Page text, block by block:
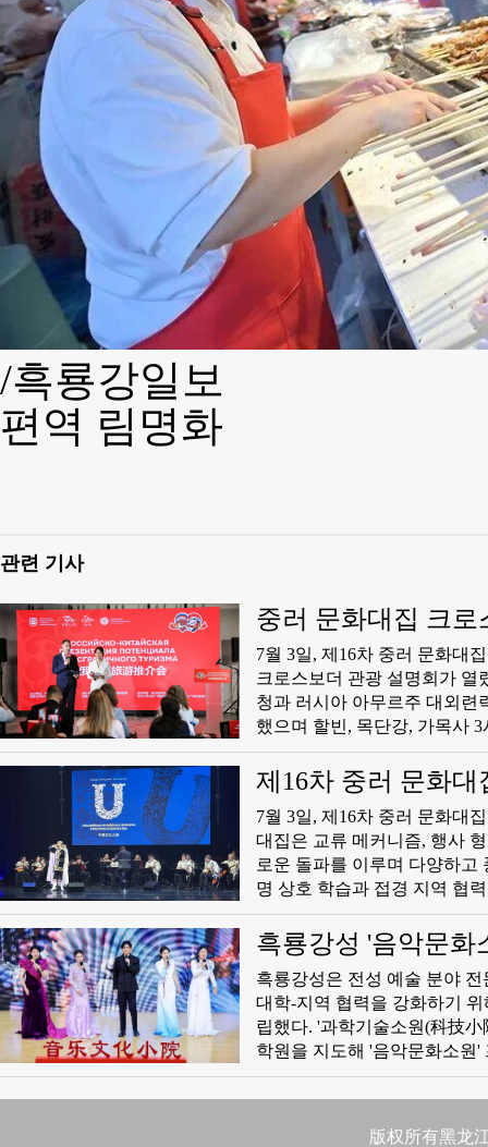
/흑룡강일보
편역 림명화
관련 기사
중러 문화대집 크
​7월 3일, 제16차 중러 문화대
크로스보더 관광 설명회가 열
청과 러시아 아무르주 대외련
했으며 할빈, 목단강, 가목사
류에서 산업 협력으로 심화되고 있음을 보여준다. 2026년은
이자 중러 전략적 협력 동반
2027년 12월 31일까지 연장했으며
러 문화대집은 지역 행사에서
음으로 이 국가적 사업과 결
섭' 복합 모델을 통해 문화대
제16차 중러 문화대
7월 3일, 제16차 중러 문화대
대집은 교류 메커니즘, 행사
로운 돌파를 이루며 다양하고
명 상호 학습과 접경 지역 협력 발전을 지
주교 야코블레바와 흑룡강성
진행했다. 이번 대집은 중국 문화관광부, 흑룡강성 인민정부, 러시아련방 문화부, 아무르주 정부가 공
동 주최하였으며 '량국 4개
를 기반으로 흑하시에 주회장
—흑하시와 블라고베셴스크,
하시가 전반을 총괄 련계하여
흑룡강성 '음악문화
흑룡강성은 전성 예술 분야
대학-지역 협력을 강화하기
립했다. '과학기술소원(科技
학원을 지도해 '음악문화소원
학위 대학원생 양성과 지역
원'은 지역 커뮤니티 미술교
版权所有黑龙